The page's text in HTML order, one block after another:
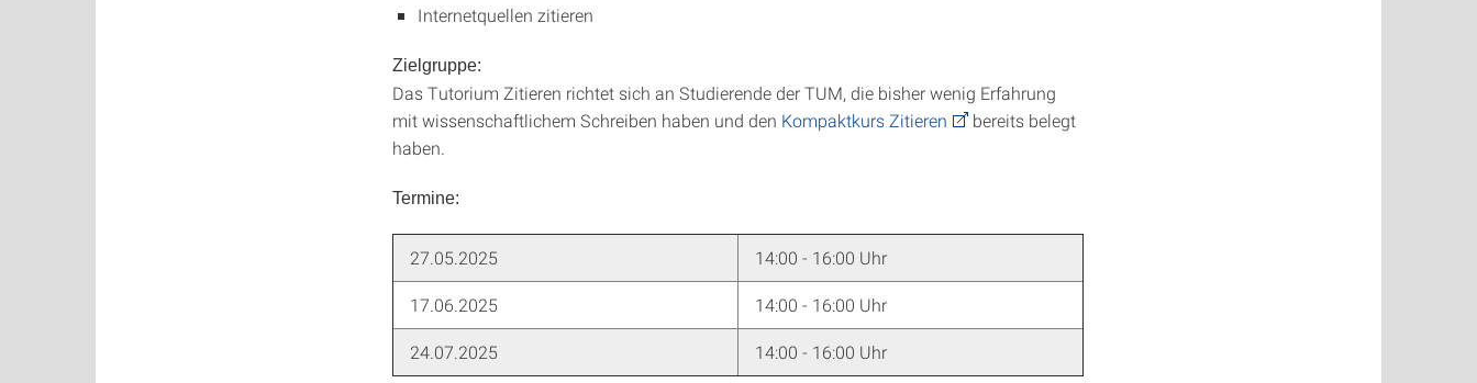
Internetquellen zitieren
Zielgruppe:
Das Tutorium Zitieren richtet sich an Studierende der TUM, die bisher wenig Erfahrung
mit wissenschaftlichem Schreiben haben und den Kompaktkurs Zitieren
bereits belegt
haben.
Termine:
27.05.2025 14:00 - 16:00 Uhr
17.06.2025 14:00 - 16:00 Uhr
24.07.2025 14:00 - 16:00 Uhr